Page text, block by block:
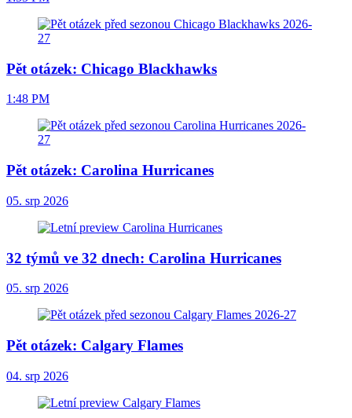
Pět otázek: Chicago Blackhawks
1:48 PM
Pět otázek: Carolina Hurricanes
05. srp 2026
32 týmů ve 32 dnech: Carolina Hurricanes
05. srp 2026
Pět otázek: Calgary Flames
04. srp 2026